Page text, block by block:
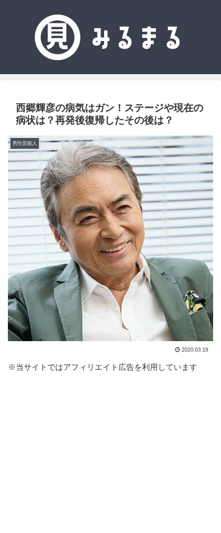
西郷輝彦の病気はガン！ステージや現在の
病状は？再発後復帰したその後は？
男性芸能人
2020.03.19
※当サイトではアフィリエイト広告を利用しています